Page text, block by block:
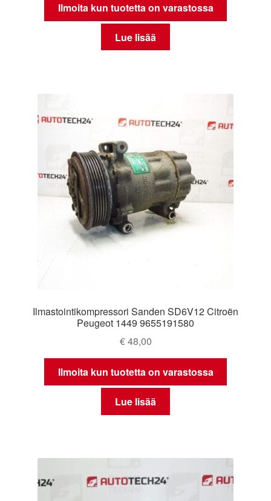
Ilmoita kun tuotetta on varastossa
Lue lisää
Ilmastointikompressori Sanden SD6V12 Citroën
Peugeot 1449 9655191580
€48,00
Ilmoita kun tuotetta on varastossa
Lue lisää